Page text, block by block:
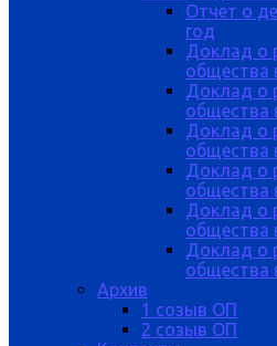
Отчет о
год
Доклад о
общества
Доклад о
общества
Доклад о
общества
Доклад о
общества
Доклад о
общества
Доклад о
общества
Архив
1 созыв ОП
2 созыв ОП